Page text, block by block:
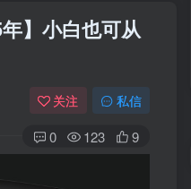
】小白也可从
关注 私信
0 123 9